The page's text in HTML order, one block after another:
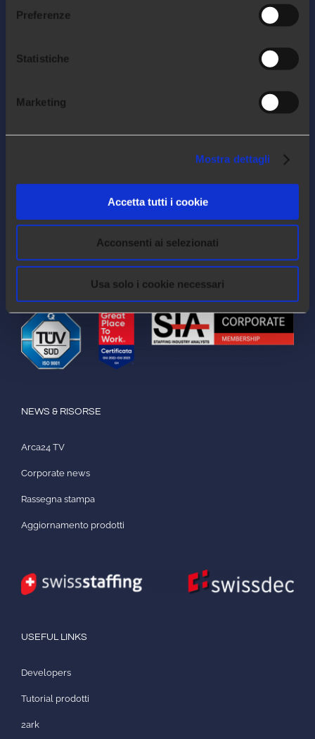
Preferenze
Statistiche
Marketing
Mostra dettagli
Accetta tutti i cookie
Acconsenti ai selezionati
Usa solo i cookie necessari
FOLLOW US!
Impressum
NEWS & RISORSE
Arca24 TV
Corporate news
Rassegna stampa
Aggiornamento prodotti
USEFUL LINKS
Developers
Tutorial prodotti
2ark